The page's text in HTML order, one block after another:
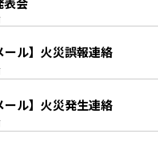
ル】火災誤報連絡
ル】火災発生連絡